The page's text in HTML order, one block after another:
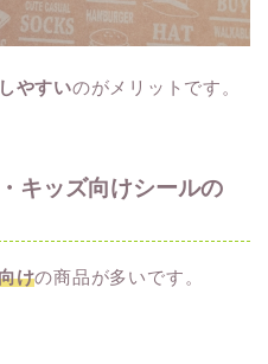
やすいのがメリットです。
キッズ向けシールの
けの商品が多いです。